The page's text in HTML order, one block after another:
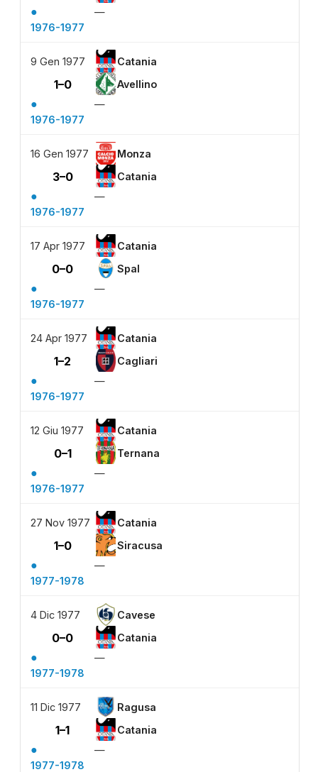
●
—
1976-1977
9 Gen 1977 Catania
1–0 Avellino
●
—
1976-1977
16 Gen 1977 Monza
3–0 Catania
●
—
1976-1977
17 Apr 1977 Catania
0–0 Spal
●
—
1976-1977
24 Apr 1977 Catania
1–2 Cagliari
●
—
1976-1977
12 Giu 1977 Catania
0–1 Ternana
●
—
1976-1977
27 Nov 1977 Catania
1–0 Siracusa
●
—
1977-1978
4 Dic 1977 Cavese
0–0 Catania
●
—
1977-1978
11 Dic 1977 Ragusa
1–1 Catania
●
—
1977-1978